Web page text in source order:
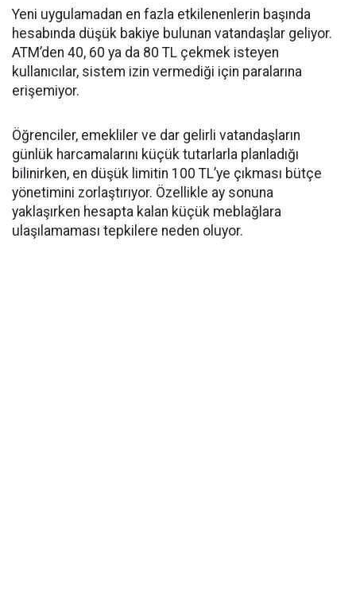
Yeni uygulamadan en fazla etkilenenlerin başında
hesabında düşük bakiye bulunan vatandaşlar geliyor.
ATM’den 40, 60 ya da 80 TL çekmek isteyen
kullanıcılar, sistem izin vermediği için paralarına
erişemiyor.
Öğrenciler, emekliler ve dar gelirli vatandaşların
günlük harcamalarını küçük tutarlarla planladığı
bilinirken, en düşük limitin 100 TL’ye çıkması bütçe
yönetimini zorlaştırıyor. Özellikle ay sonuna
yaklaşırken hesapta kalan küçük meblağlara
ulaşılamaması tepkilere neden oluyor.